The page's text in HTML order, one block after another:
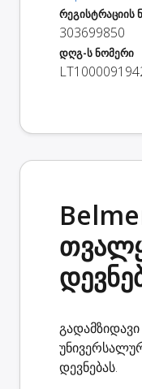
რეგისტრაციის
303699850
დღგ-ს ნომერი
დევნებას.